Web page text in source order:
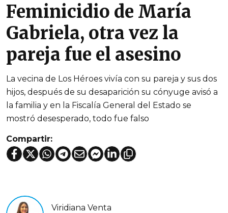
Feminicidio de María
Gabriela, otra vez la
pareja fue el asesino
La vecina de Los Héroes vivía con su pareja y sus dos
hijos, después de su desaparición su cónyuge avisó a
la familia y en la Fiscalía General del Estado se
mostró desesperado, todo fue falso
Compartir:
Viridiana Venta